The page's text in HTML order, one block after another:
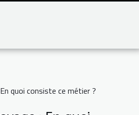
quoi consiste ce métier ?